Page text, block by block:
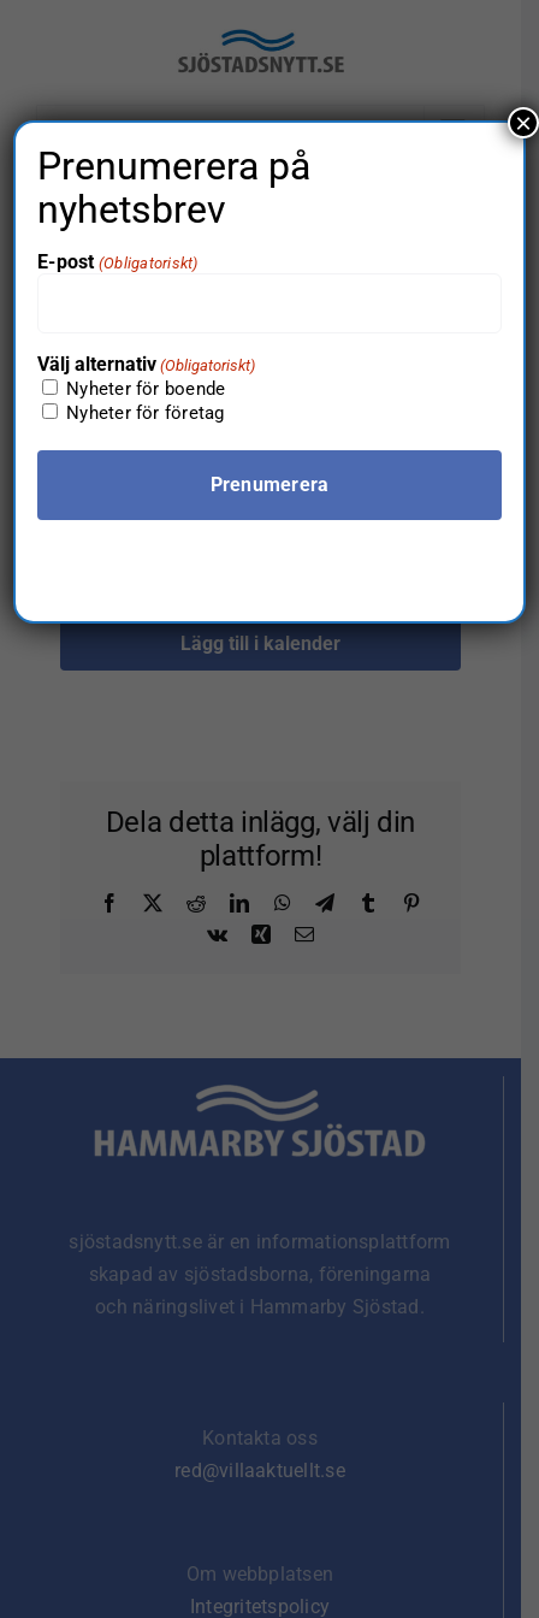
Detta event har redan ägt rum.
Fannys väg 3
augusti 7-08:45
Lägg till i kalender
Dela detta inlägg, välj din
plattform!
Facebook RedditLinkedInWhatsApp
TelegramTumblr
Vk
Xing E-
sjöstadsnytt.se är en informationsplattform
skapad av sjöstadsborna, föreningarna
och näringslivet i Hammarby Sjöstad.
Kontakta oss
red@villaaktuellt.se
Om webbplatsen
Integritetspolicy
Prenumerera på
nyhetsbrev
E-post (Obligatoriskt)
Välj alternativ (Obligatoriskt)
Nyheter för boende
Nyheter för företag
×